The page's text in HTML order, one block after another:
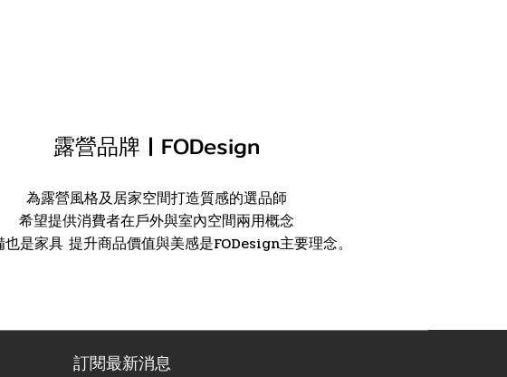
露營品牌 | FODesign
為露營風格及居家空間打造質感的選品師
希望提供消費者在戶外與室內空間兩用概念
是家具 提升商品價值與美感是FODesign主要理念。
訂閱最新消息